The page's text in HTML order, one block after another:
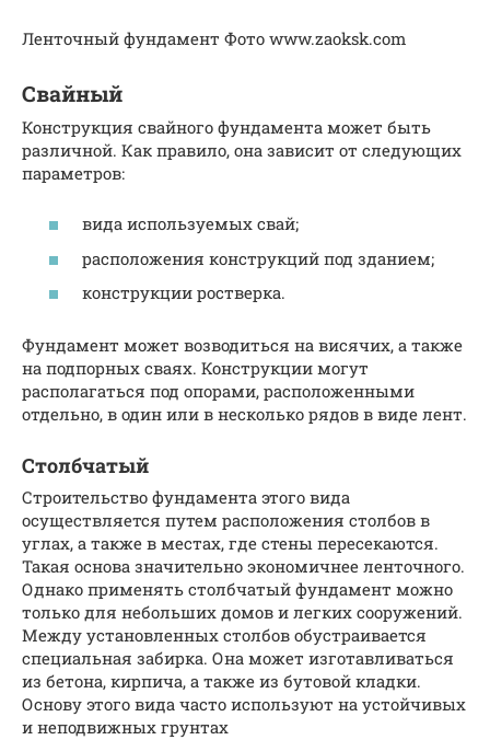
Ленточный фундамент Фото www.zaoksk.com
Свайный
Конструкция свайного фундамента может быть
различной. Как правило, она зависит от следующих
параметров:
вида используемых свай;
расположения конструкций под зданием;
конструкции ростверка.
Фундамент может возводиться на висячих, а также
на подпорных сваях. Конструкции могут
располагаться под опорами, расположенными
отдельно, в один или в несколько рядов в виде лент.
Столбчатый
Строительство фундамента этого вида
осуществляется путем расположения столбов в
углах, а также в местах, где стены пересекаются.
Такая основа значительно экономичнее ленточного.
Однако применять столбчатый фундамент можно
только для небольших домов и легких сооружений.
Между установленных столбов обустраивается
специальная забирка. Она может изготавливаться
из бетона, кирпича, а также из бутовой кладки.
Основу этого вида часто используют на устойчивых
и неподвижных грунтах